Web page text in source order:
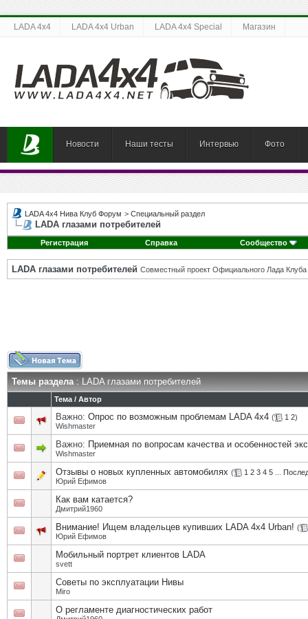
LADA 4x4 LADA 4x4 Urban LADA 4x4 Special Магазин
Новости Наши тесты Интервью Фото
LADA 4x4 Нива Клуб Форум > Специальный раздел
LADA глазами потребителей
Регистрация Справка Сообщество
LADA глазами потребителей Совместный проект Официального Лада
Темы раздела: LADA глазами потребителей
Тема / Автор
Важно: Опрос по возможным проблемам LADA 4х4 ( 1 2)
Wishmaster
Важно: Приемная по вопросам качества и особенностей
Wishmaster
Отзывы о новых купленных автомобилях ( 1 2 3 4 5
Юрий Ефимов
Как вам катается?
Дмитрий1960
Внимание! Ищем владельцев купивших LADA 4x4 Urban! (
Юрий Ефимов
Мобильный портрет клиентов LADA
svett
Советы по эксплуатации Нивы
Miro
О регламенте диагностических работ